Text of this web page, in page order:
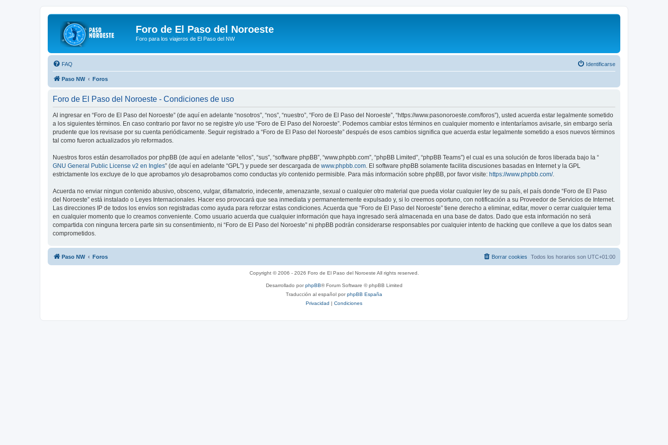
Foro de El Paso del Noroeste
Foro para los viajeros de El Paso del NW
FAQ Identificarse
Paso NW Foros
Foro de El Paso del Noroeste - Condiciones de uso
Al ingresar en “Foro de El Paso del Noroeste” (de aquí en adelante “nosotros”, “nos”, “nuestro”, “Foro de El Paso del Noroeste”, “https://www.pasonoroeste.com/foros”), usted acuerda estar legalmente sometido
a los siguientes términos. En caso contrario por favor no se registre y/o use “Foro de El Paso del Noroeste”. Podemos cambiar estos términos en cualquier momento e intentaríamos avisarle, sin embargo sería
prudente que los revisase por su cuenta periódicamente. Seguir registrado a “Foro de El Paso del Noroeste” después de esos cambios significa que acuerda estar legalmente sometido a esos nuevos términos
tal como fueron actualizados y/o reformados.
Nuestros foros están desarrollados por phpBB (de aquí en adelante “ellos”, “sus”, “software phpBB”, “www.phpbb.com”, “phpBB Limited”, “phpBB Teams”) el cual es una solución de foros liberada bajo la “
GNU General Public License v2 en Ingles” (de aquí en adelante “GPL”) y puede ser descargada de www.phpbb.com . El software phpBB solamente facilita discusiones basadas en Internet y la GPL
estrictamente los excluye de lo que aprobamos y/o desaprobamos como conductas y/o contenido permisible. Para más información sobre phpBB, por favor visite: https://www.phpbb.com/.
Acuerda no enviar ningun contenido abusivo, obsceno, vulgar, difamatorio, indecente, amenazante, sexual o cualquier otro material que pueda violar cualquier ley de su país, el país donde “Foro de El Paso
del Noroeste” está instalado o Leyes Internacionales. Hacer eso provocará que sea inmediata y permanentemente expulsado y, si lo creemos oportuno, con notificación a su Proveedor de Servicios de Internet.
Las direcciones IP de todos los envíos son registradas como ayuda para reforzar estas condiciones. Acuerda que “Foro de El Paso del Noroeste” tiene derecho a eliminar, editar, mover o cerrar cualquier tema
en cualquier momento que lo creamos conveniente. Como usuario acuerda que cualquier información que haya ingresado será almacenada en una base de datos. Dado que esta información no será
compartida con ninguna tercera parte sin su consentimiento, ni “Foro de El Paso del Noroeste” ni phpBB podrán considerarse responsables por cualquier intento de hacking que conlleve a que los datos sean
comprometidos.
Paso NW Foros Todos los horarios son UTC+01:00
Borrar cookies
Copyright © 2006 - 2026 Foro de El Paso del Noroeste All rights reserved.
Desarrollado porphpBB® Forum Software © phpBB Limited
Traducción al español porphpBB España
Privacidad | Condiciones